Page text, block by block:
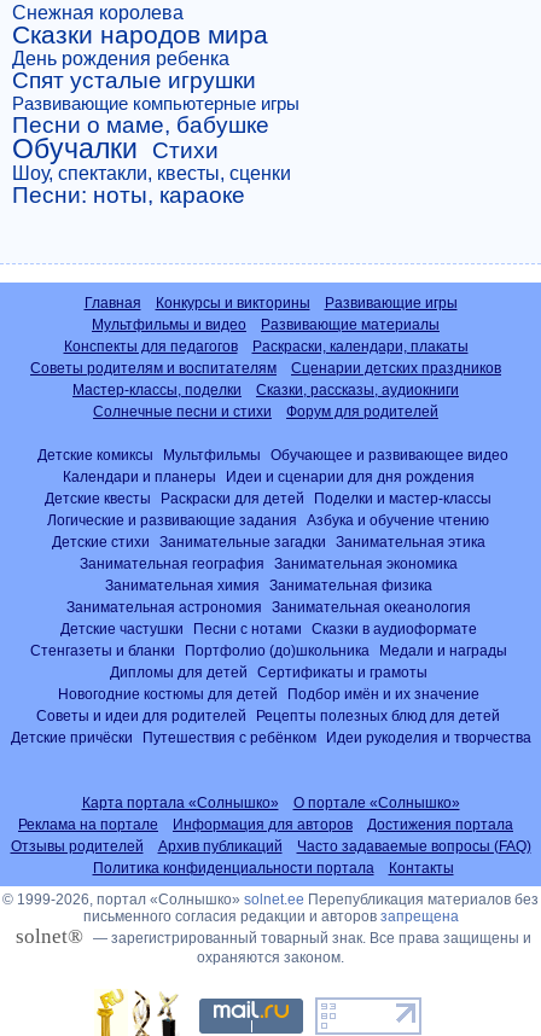
Снежная королева
Сказки народов мира
День рождения ребенка
Спят усталые игрушки
Развивающие компьютерные игры
Песни о маме, бабушке
Обучалки Стихи
Шоу, спектакли, квесты, сценки
Песни: ноты, караоке
Главная Конкурсы и викторины
Развивающие игры
Мультфильмы и видео
Развивающие материалы
Конспекты для педагогов
Раскраски, календари, плакаты
Советы родителям и воспитателям
Сценарии детских праздников
Мастер-классы, поделки
Сказки, рассказы, аудиокниги
Солнечные песни и стихи
Форум для родителей
Детские комиксы Мультфильмы
Обучающее и развивающее видео
Календари и планеры
Идеи и сценарии для дня рождения
Детские квесты
Раскраски для детей
Поделки и мастер-классы
Логические и развивающие задания
Азбука и обучение чтению
Детские стихи
Занимательные загадки
Занимательная этика
Занимательная география
Занимательная экономика
Занимательная химия
Занимательная физика
Занимательная астрономия
Занимательная океанология
Детские частушки
Песни с нотами
Сказки в аудиоформате
Стенгазеты и бланки
Портфолио (до)школьника
Медали и награды
Дипломы для детей
Сертификаты и грамоты
Новогодние костюмы для детей
Подбор имён и их значение
Советы и идеи для родителей
Рецепты полезных блюд для детей
Детские причёски
Путешествия с ребёнком Идеи рукоделия и творчества
Карта портала «Солнышко»
О портале «Солнышко»
Реклама на портале
Информация для авторов
Достижения портала
Отзывы родителей
Архив публикаций
Часто задаваемые вопросы (FAQ)
Политика конфиденциальности портала
Контакты
© 1999-2026, портал «Солнышко» solnet.ee Перепубликация материалов без
письменного согласия редакции и авторов запрещена
solnet® — зарегистрированный товарный знак. Все права защищены и
охраняются законом.